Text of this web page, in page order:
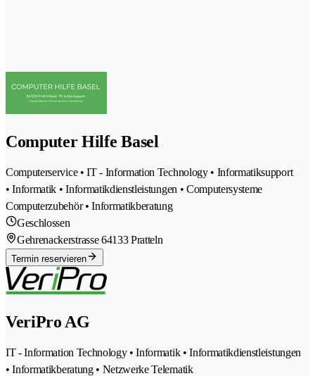
Computer Hilfe Basel
Computerservice • IT - Information Technology • Informatiksupport
• Informatik • Informatikdienstleistungen • Computersysteme
Computerzubehör • Informatikberatung
Geschlossen
Gehrenackerstrasse 64133 Pratteln
Termin reservieren
VeriPro AG
IT - Information Technology • Informatik • Informatikdienstleistungen
• Informatikberatung • Netzwerke Telematik